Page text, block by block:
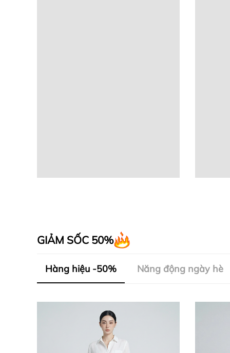
GIẢM SỐC 50%
Hàng hiệu -50% Năng động ngày hè